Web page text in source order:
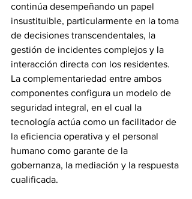
continúa desempeñando un papel
insustituible, particularmente en la toma
de decisiones transcendentales, la
gestión de incidentes complejos y la
interacción directa con los residentes.
La complementariedad entre ambos
componentes configura un modelo de
seguridad integral, en el cual la
tecnología actúa como un facilitador de
la eficiencia operativa y el personal
humano como garante de la
gobernanza, la mediación y la respuesta
cualificada.